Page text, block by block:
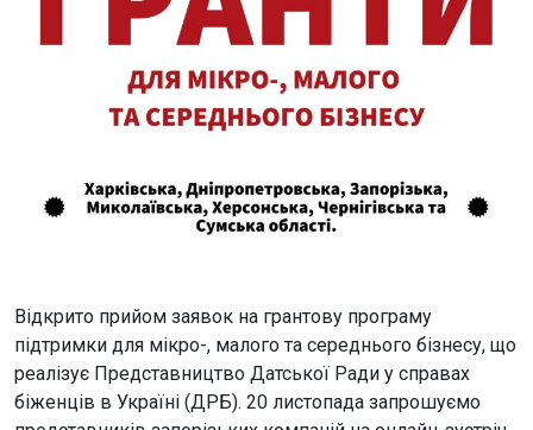
Відкрито прийом заявок на грантову програму
підтримки для мікро-, малого та середнього бізнесу, що
реалізує Представництво Датської Ради у справах
біженців в Україні (ДРБ). 20 листопада запрошуємо